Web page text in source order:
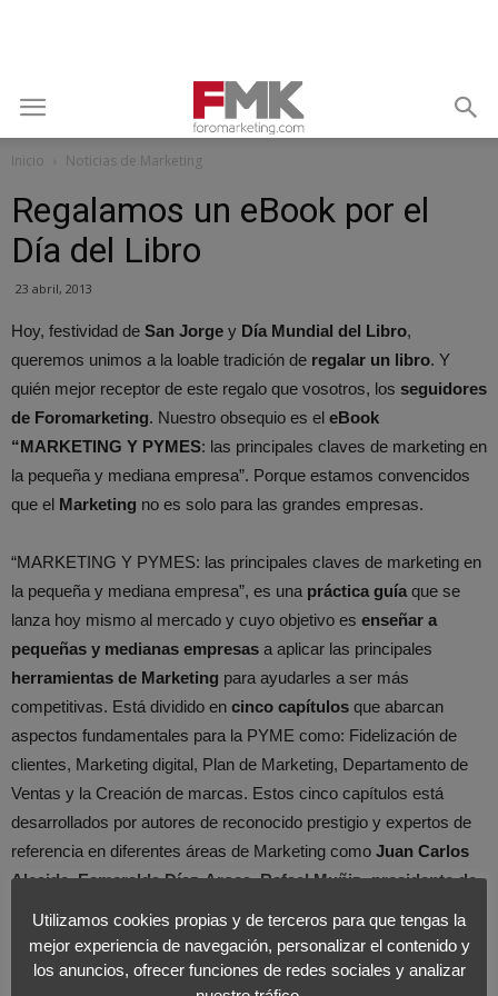
Inicio Noticias de Marketing
Regalamos un eBook por el
Día del Libro
23 abril, 2013
Hoy, festividad de San Jorge y Día Mundial del Libro,
queremos unimos a la loable tradición de regalar un libro. Y
quién mejor receptor de este regalo que vosotros, los seguidores
de Foromarketing. Nuestro obsequio es el eBook
“MARKETING Y PYMES: las principales claves de marketing en
la pequeña y mediana empresa”. Porque estamos convencidos
que el Marketing no es solo para las grandes empresas.
“MARKETING Y PYMES: las principales claves de marketing en
la pequeña y mediana empresa”, es una práctica guía que se
lanza hoy mismo al mercado y cuyo objetivo es enseñar a
pequeñas y medianas empresas a aplicar las principales
herramientas de Marketing para ayudarles a ser más
competitivas. Está dividido en cinco capítulos que abarcan
aspectos fundamentales para la PYME como: Fidelización de
clientes, Marketing digital, Plan de Marketing, Departamento de
Ventas y la Creación de marcas. Estos cinco capítulos está
desarrollados por autores de reconocido prestigio y expertos de
referencia en diferentes áreas de Marketing como Juan Carlos
Alcaide, Esmeralda Díaz-Aroca, Rafael Muñiz -presidente de
Roberto Espinosa
Utilizamos cookies propias y de terceros para que tengas la
mejor experiencia de navegación, personalizar el contenido y
los anuncios, ofrecer funciones de redes sociales y analizar